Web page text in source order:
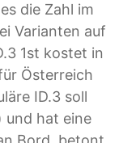
die Zahl im
Varianten auf
1st kostet in
Österreich
ID.3 soll
und hat eine